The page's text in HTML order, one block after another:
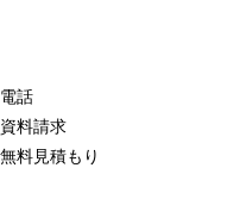
電話
資料請求
無料見積もり